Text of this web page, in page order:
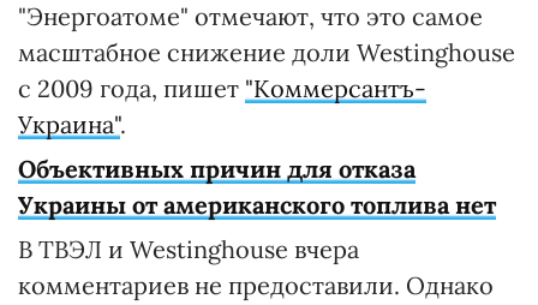
"Энергоатоме" отмечают, что это самое
масштабное снижение доли Westinghouse
с 2009 года, пишет "Коммерсантъ-
Украина".
Объективных причин для отказа
Украины от американского топлива нет
В ТВЭЛ и Westinghouse вчера
комментариев не предоставили. Однако